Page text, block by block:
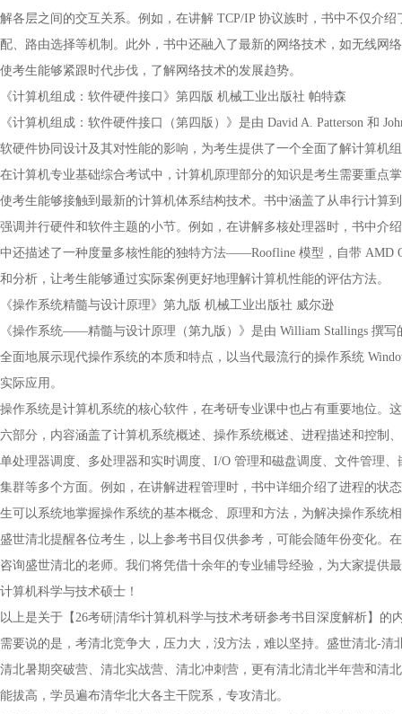
解各层之间的交互关系。例如，在讲解 TCP/IP 协议族时，书中不仅介
配、路由选择等机制。此外，书中还融入了最新的网络技术，如无线网
使考生能够紧跟时代步伐，了解网络技术的发展趋势。
《计算机组成：软件硬件接口》第四版 机械工业出版社 帕特森
《计算机组成：软件硬件接口（第四版）》是由 David A. Patterson 和
软硬件协同设计及其对性能的影响，为考生提供了一个全面了解计算机
在计算机专业基础综合考试中，计算机原理部分的知识是考生需要重点
使考生能够接触到最新的计算机体系结构技术。书中涵盖了从串行计算
强调并行硬件和软件主题的小节。例如，在讲解多核处理器时，书中介
中还描述了一种度量多核性能的独特方法——Roofline 模型，自带 AMD
和分析，让考生能够通过实际案例更好地理解计算机性能的评估方法。
《操作系统精髓与设计原理》第九版 机械工业出版社 威尔逊
《操作系统——精髓与设计原理（第九版）》是由 William Stallings 撰
全面地展示现代操作系统的本质和特点，以当代最流行的操作系统
实际应用。
操作系统是计算机系统的核心软件，在考研专业课中也占有重要地位。
六部分，内容涵盖了计算机系统概述、操作系统概述、进程描述和控制
单处理器调度、多处理器和实时调度、I/O 管理和磁盘调度、文件管理
集群等多个方面。例如，在讲解进程管理时，书中详细介绍了进程的状
生可以系统地掌握操作系统的基本概念、原理和方法，为解决操作系统
盛世清北提醒各位考生，以上参考书目仅供参考，可能会随年份变化。
咨询盛世清北的老师。我们将凭借十余年的专业辅导经验，为大家提供
计算机科学与技术硕士！
以上是关于【26考研|清华计算机科学与技术考研参考书目深度解析】
需要说的是，考清北竞争大，压力大，没方法，难以坚持。盛世清北-
清北暑期突破营、清北实战营、清北冲刺营，更有清北清北半年营和清
能拔高，学员遍布清华北大各主干院系，专攻清北。